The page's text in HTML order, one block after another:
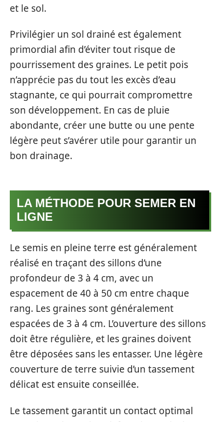
et le sol.
Privilégier un sol drainé est également
primordial afin d’éviter tout risque de
pourrissement des graines. Le petit pois
n’apprécie pas du tout les excès d’eau
stagnante, ce qui pourrait compromettre
son développement. En cas de pluie
abondante, créer une butte ou une pente
légère peut s’avérer utile pour garantir un
bon drainage.
LA MÉTHODE POUR SEMER EN
LIGNE
Le semis en pleine terre est généralement
réalisé en traçant des sillons d’une
profondeur de 3 à 4 cm, avec un
espacement de 40 à 50 cm entre chaque
rang. Les graines sont généralement
espacées de 3 à 4 cm. L’ouverture des sillons
doit être régulière, et les graines doivent
être déposées sans les entasser. Une légère
couverture de terre suivie d’un tassement
délicat est ensuite conseillée.
Le tassement garantit un contact optimal